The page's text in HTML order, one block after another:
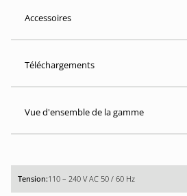
Accessoires
Téléchargements
Vue d'ensemble de la gamme
110 – 240 V AC 50 / 60 Hz